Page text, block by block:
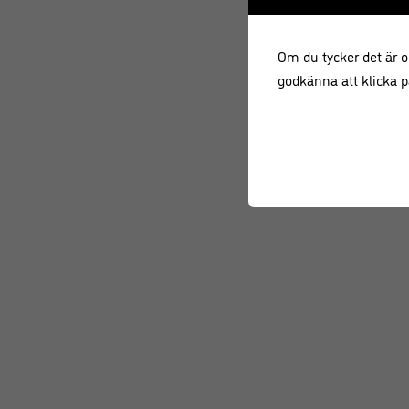
Om du tycker det är
godkänna att klicka